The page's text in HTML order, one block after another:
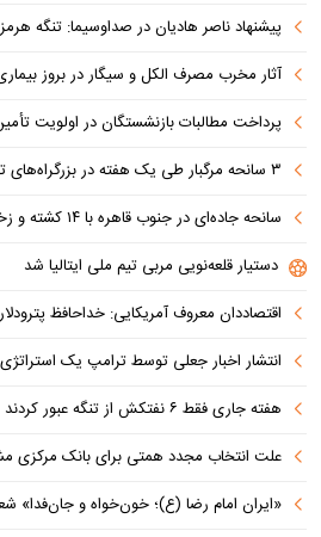
پیشنهاد ناصر هادیان در صداوسیما: تنگه هرمز
آثار مخرب مصرف الکل و سیگار در بروز
پرداخت مطالبات بازنشستگان در اولویت تأمین
۳ سانحه مرگبار طی یک هفته در بزرگراه‌های تهران؛ هشدار دوباره به رانندگان و عابران
سانحه جاده‌ای در جنوب قاهره با ۱۴ کشته و زخمی
دستیار قلعه‌نویی مربی تیم ملی ایتالیا شد
اقتصاددان معروف آمریکایی: خداحافظ پترودلار
انتشار اخبار جعلی توسط ترامپ یک
هفته جاری فقط ۶ نفتکش از تنگه عبور کردند
علت انتخاب مجدد همتی برای بانک مرکزی مشخص شد: پزشکیان
«ایران امام رضا (ع)؛ خون‌خواه و جان‌فدا»